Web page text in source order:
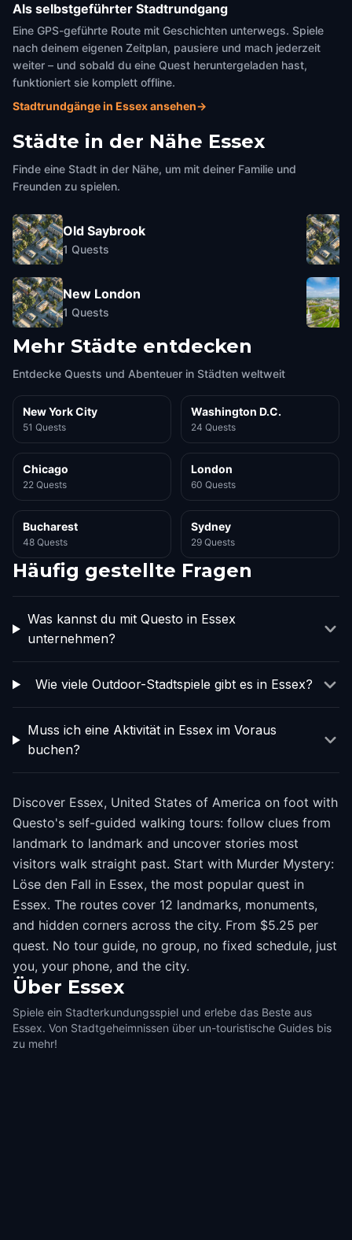
Als selbstgeführter Stadtrundgang
Eine GPS-geführte Route mit Geschichten unterwegs. Spiele
nach deinem eigenen Zeitplan, pausiere und mach jederzeit
weiter – und sobald du eine Quest heruntergeladen hast,
funktioniert sie komplett offline.
Stadtrundgänge in Essex ansehen→
Städte in der Nähe Essex
Finde eine Stadt in der Nähe, um mit deiner Familie und
Freunden zu spielen.
Old Saybrook
1 Quests
New London
1 Quests
Mehr Städte entdecken
Entdecke Quests und Abenteuer in Städten weltweit
New York City
51 Quests
Washington D.C.
24 Quests
Chicago
22 Quests
London
60 Quests
Bucharest
48 Quests
Sydney
29 Quests
Häufig gestellte Fragen
Was kannst du mit Questo in Essex
unternehmen?
Wie viele Outdoor-Stadtspiele gibt es in Essex?
Muss ich eine Aktivität in Essex im Voraus
buchen?
Discover Essex, United States of America on foot with
Questo's self-guided walking tours: follow clues from
landmark to landmark and uncover stories most
visitors walk straight past. Start with Murder Mystery:
Löse den Fall in Essex, the most popular quest in
Essex. The routes cover 12 landmarks, monuments,
and hidden corners across the city. From $5.25 per
quest. No tour guide, no group, no fixed schedule, just
you, your phone, and the city.
Über Essex
Spiele ein Stadterkundungsspiel und erlebe das Beste aus
Essex. Von Stadtgeheimnissen über un-touristische Guides bis
zu mehr!